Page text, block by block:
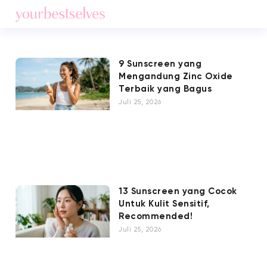
9 Sunscreen yang
Mengandung Zinc Oxide
Terbaik yang Bagus
Juli 25, 2026
13 Sunscreen yang Cocok
Untuk Kulit Sensitif,
Recommended!
Juli 25, 2026